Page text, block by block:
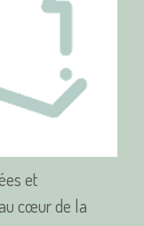
et
cœur de la